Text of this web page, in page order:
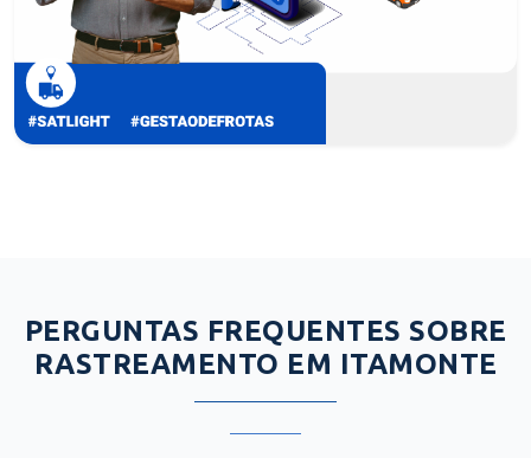
PERGUNTAS FREQUENTES SOBRE
RASTREAMENTO EM ITAMONTE